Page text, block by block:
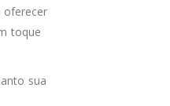
oferecer
toque
sua